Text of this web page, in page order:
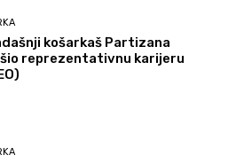
košarkaš Partizana
reprezentativnu karijeru